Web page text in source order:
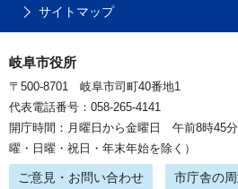
サイトマップ
岐阜市役所
〒500-8701 岐阜市司町40番地1
代表電話番号：058-265-4141
開庁時間：月曜日から金曜日 午前8時45
曜・日曜・祝日・年末年始を除く）
ご意見・お問い合わせ 市庁舎の